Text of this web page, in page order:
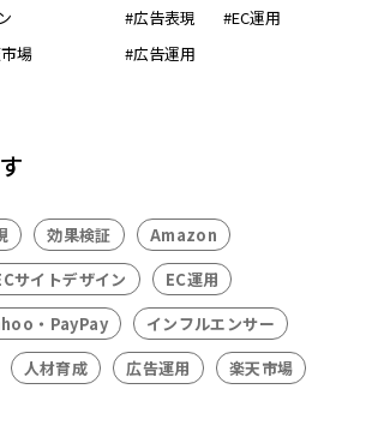
場
広告表現
EC運用
広告運用
効果検証
Amazon
サイトデザイン
EC運用
・PayPay
インフルエンサー
人材育成 広告運用 楽天市場